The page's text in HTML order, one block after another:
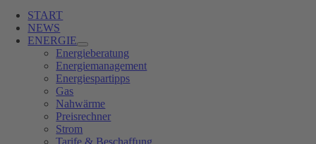
START
NEWS
ENERGIE
Energieberatung
Energiemanagement
Energiespartipps
Gas
Nahwärme
Preisrechner
Strom
Tarife & Beschaffung